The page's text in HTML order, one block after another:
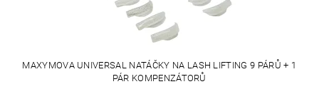
MAXYMOVA UNIVERSAL NATÁČKY NA LASH LIFTING 9 PÁRŮ + 1
PÁR KOMPENZÁTORŮ